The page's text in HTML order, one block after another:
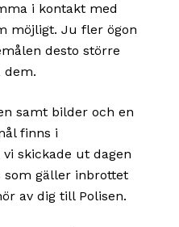
i kontakt med
möjligt. Ju fler ögon
desto större
dem.
samt bilder och en
finns i
vi skickade ut dagen
gäller inbrottet
av dig till Polisen.